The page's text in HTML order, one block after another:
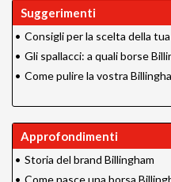
Suggerimenti
• Consigli per la scelta della
• Gli spallacci: a quali borse
• Come pulire la vostra
Approfondimenti
• Storia del brand Billingham
• Come nasce una borsa